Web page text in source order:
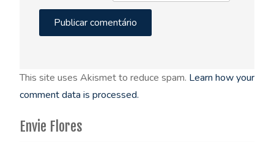
This site uses Akismet to reduce spam. Learn how your
comment data is processed.
Envie Flores